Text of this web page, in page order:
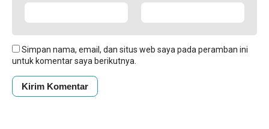
Simpan nama, email, dan situs web saya pada peramban ini
untuk komentar saya berikutnya.